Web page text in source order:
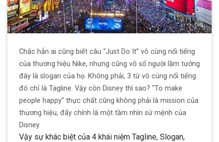
Chắc hẳn ai cũng biết câu “Just Do It” vô cùng nổi tiếng
của thương hiệu Nike, nhưng cũng vô số người lầm tưởng
đây là slogan của họ. Không phải, 3 từ vô cùng nổi tiếng
đó chỉ là Tagline. Vậy còn Disney thì sao? “To make
people happy” thực chất cũng không phải là mission của
thương hiệu, đấy chính là một tầm nhìn sứ mệnh của
Disney.
Vậy sự khác biệt của 4 khái niệm Tagline, Slogan,